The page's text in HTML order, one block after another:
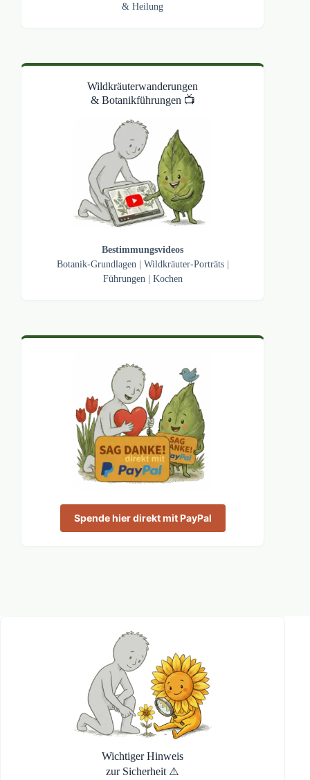
& Heilung
Wildkräuterwanderungen
& Botanikführungen 📺
Bestimmungsvideos
Botanik-Grundlagen
Wildkräuter-Porträts|
Führungen
Kochen
Spende hier direkt mit PayPal
Wichtiger Hinweis
zur Sicherheit ⚠️